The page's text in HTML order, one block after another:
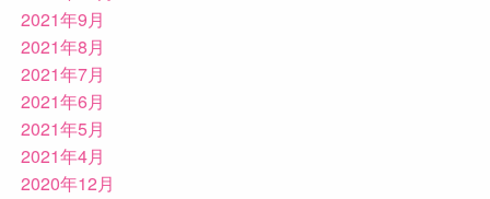
2021年9月
2021年8月
2021年7月
2021年6月
2021年5月
2021年4月
2020年12月